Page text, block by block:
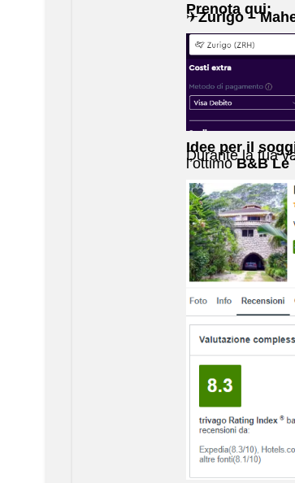
Prenota qui:
✈Zurigo –
Idee per il
Durante la tua
l’ottimoB&B Le